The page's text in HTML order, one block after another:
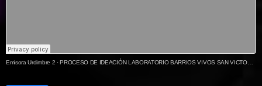
Emisora Urdimbre 2 ·PROCESO DE IDEACIÓN LABORATORIO BARRIOS VIVOS SAN VICTORINO